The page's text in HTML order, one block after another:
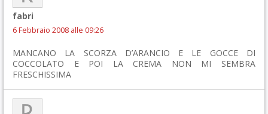
fabri
6 Febbraio 2008 alle 09:26
MANCANO LA SCORZA D’ARANCIO E LE GOCCE DI
COCCOLATO E POI LA CREMA NON MI SEMBRA
FRESCHISSIMA